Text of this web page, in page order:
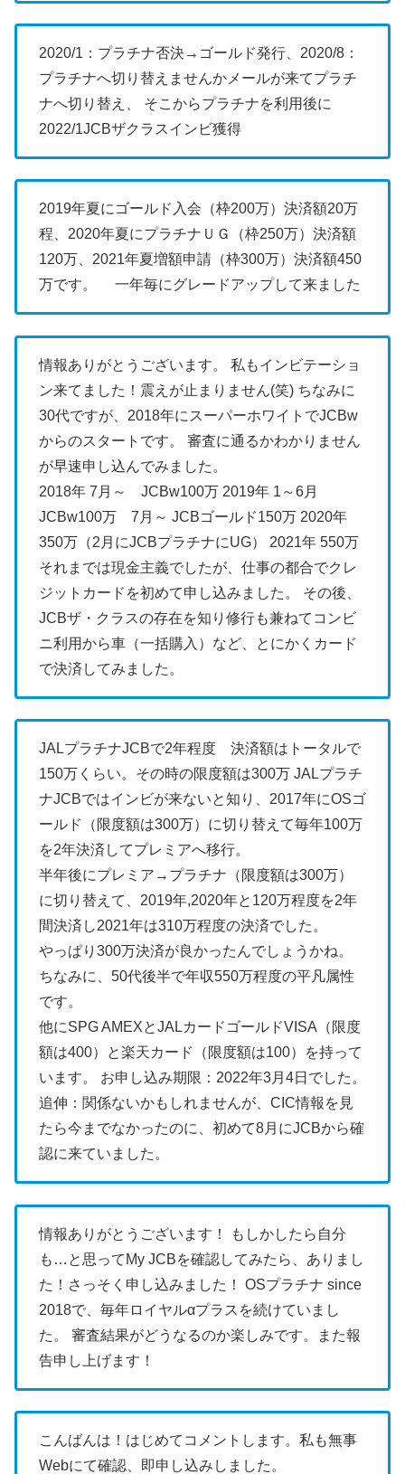
2020/1：プラチナ否決→ゴールド発行、2020/8：
プラチナへ切り替えませんかメールが来てプラチ
ナへ切り替え、
そこからプラチナを利用後に
2022/1JCBザクラスインビ獲得
2019年夏にゴールド入会（枠200万）決済額20万
程、2020年夏にプラチナＵＧ（枠250万）決済額
120万、2021年夏増額申請（枠300万）決済額450
万です。
一年毎にグレードアップして来ました
情報ありがとうございます。
私もインビテーショ
ン来てました！震えが止まりません(笑) ちなみに
30代ですが、2018年にスーパーホワイトでJCBw
からのスタートです。
審査に通るかわかりません
が早速申し込んでみました。
2018年 7月～ JCBw100万 2019年 1～6月
JCBw100万 7月～ JCBゴールド150万 2020年
350万（2月にJCBプラチナにUG） 2021年 550万
それまでは現金主義でしたが、仕事の都合でクレ
ジットカードを初めて申し込みました。 その後、
JCBザ・クラスの存在を知り修行も兼ねてコンビ
ニ利用から車（一括購入）など、とにかくカード
で決済してみました。
JALプラチナJCBで2年程度 決済額はトータルで
150万くらい。その時の限度額は300万 JALプラチ
ナJCBではインビが来ないと知り、2017年にOSゴ
ールド（限度額は300万）に切り替えて毎年100万
を2年決済してプレミアへ移行。
半年後にプレミア→プラチナ（限度額は300万）
に切り替えて、2019年,2020年と120万程度を2年
間決済し2021年は310万程度の決済でした。
やっぱり300万決済が良かったんでしょうかね。
ちなみに、50代後半で年収550万程度の平凡属性
です。
他にSPG AMEXとJALカードゴールドVISA（限度
額は400）と楽天カード（限度額は100）を持って
います。
お申し込み期限：2022年3月4日でした。
追伸：関係ないかもしれませんが、CIC情報を見
たら今までなかったのに、初めて8月にJCBから確
認に来ていました。
情報ありがとうございます！
もしかしたら自分
も…と思ってMy JCBを確認してみたら、ありまし
た！さっそく申し込みました！
OSプラチナ since
2018で、毎年ロイヤルαプラスを続けていまし
た。
審査結果がどうなるのか楽しみです。また報
告申し上げます！
こんばんは！はじめてコメントします。私も無事
Webにて確認、即申し込みしました。